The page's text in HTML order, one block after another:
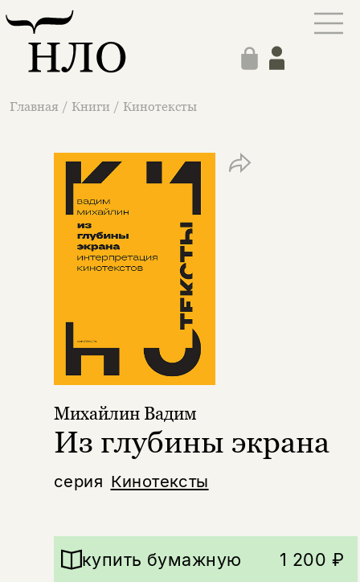
Главная / Книги / Кинотексты
серия Кинотексты
Михайлин Вадим
Из глубины экрана
купить бумажную 1 200 ₽